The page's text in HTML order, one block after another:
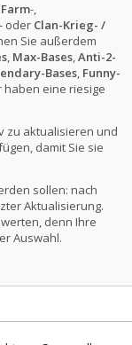
Farm-,
- oder Clan-Krieg- /
Sie außerdem
, Max-Bases,Anti-2-
Bases, Funny-
haben eine riesige
zu aktualisieren und
damit Sie sie
sollen: nach
Aktualisierung.
denn Ihre
Auswahl.